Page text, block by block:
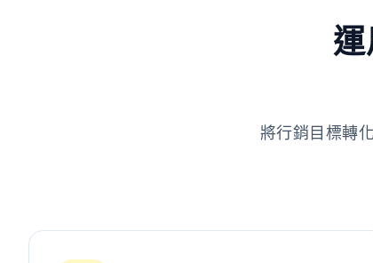
運
將行銷目標轉